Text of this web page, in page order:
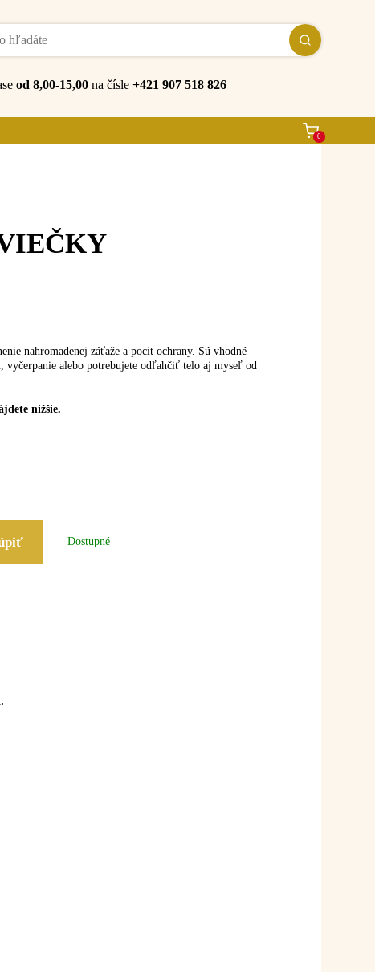
od 8,00-15,00 na čísle+421 907 518 826
0
nahromadenej záťaže a pocit ochrany. Sú vhodné
vyčerpanie alebo potrebujete odľahčiť telo aj myseľ od
nižšie.
Dostupné